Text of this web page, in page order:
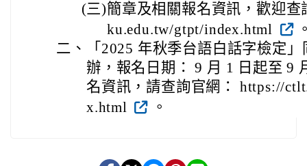
(三)簡章及相關報名資訊，歡迎
ku.edu.tw/gtpt/index.html
二、
「2025 年秋季台語白話字檢定
辦，報名日期： 9 月 1 日起至 9
名資訊，請查詢官網： https://
x.html
。